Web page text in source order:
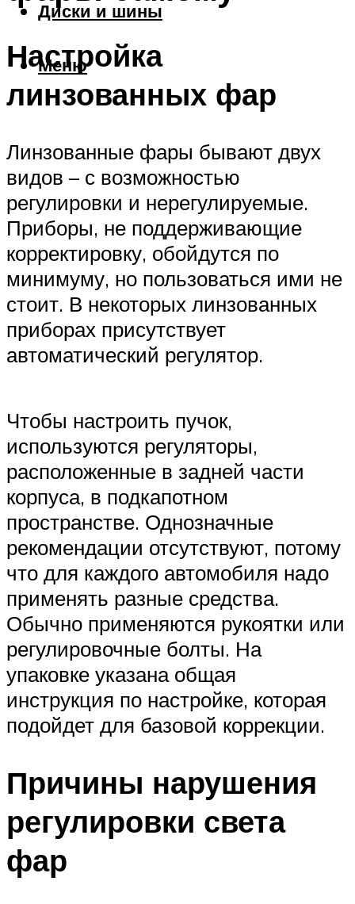
Диски и шины
Меню
Настройка
линзованных фар
Линзованные фары бывают двух
видов – с возможностью
регулировки и нерегулируемые.
Приборы, не поддерживающие
корректировку, обойдутся по
минимуму, но пользоваться ими не
стоит. В некоторых линзованных
приборах присутствует
автоматический регулятор.
Чтобы настроить пучок,
используются регуляторы,
расположенные в задней части
корпуса, в подкапотном
пространстве. Однозначные
рекомендации отсутствуют, потому
что для каждого автомобиля надо
применять разные средства.
Обычно применяются рукоятки или
регулировочные болты. На
упаковке указана общая
инструкция по настройке, которая
подойдет для базовой коррекции.
Причины нарушения
регулировки света
фар